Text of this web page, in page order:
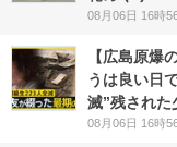
08月06日 16時
【広島原爆
うは良い日
滅”残された
08月06日 16時